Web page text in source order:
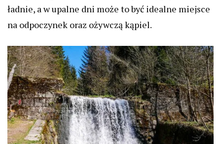
ładnie, a w upalne dni może to być idealne miejsce
na odpoczynek oraz ożywczą kąpiel.